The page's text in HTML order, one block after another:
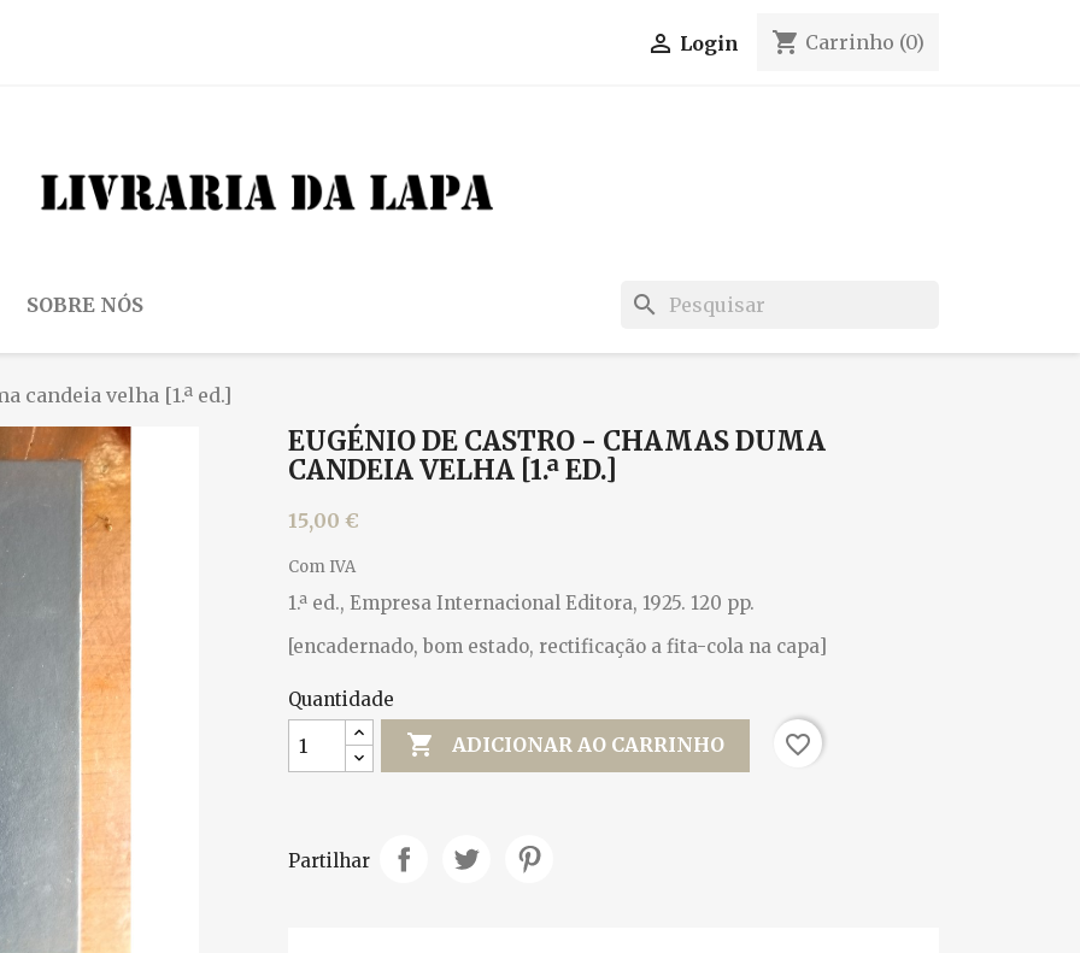
 Login shopping_cart Carrinho (0)
SOBRE NÓS search
candeia velha [1.ª ed.]
EUGÉNIO DE CASTRO - CHAMAS DUMA
CANDEIA VELHA [1.ª ED.]
15,00 €
Com IVA
1.ª ed., Empresa Internacional Editora, 1925. 120 pp.
[encadernado, bom estado, rectificação a fita-cola na capa]
Quantidade
 ADICIONAR AO CARRINHO favorite_border
Partilhar